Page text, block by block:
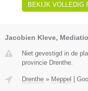
BEKIJK VOLLEDIG
Jacobien Kleve,
Niet gevestigd in de
provincie Drenthe.
Drenthe » Meppel |